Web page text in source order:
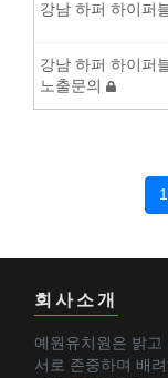
강남 하퍼 하이퍼
강남 하퍼 하이퍼
노출문의
1
회사소개
예원유치원은 밝고
서로 존중하며 배